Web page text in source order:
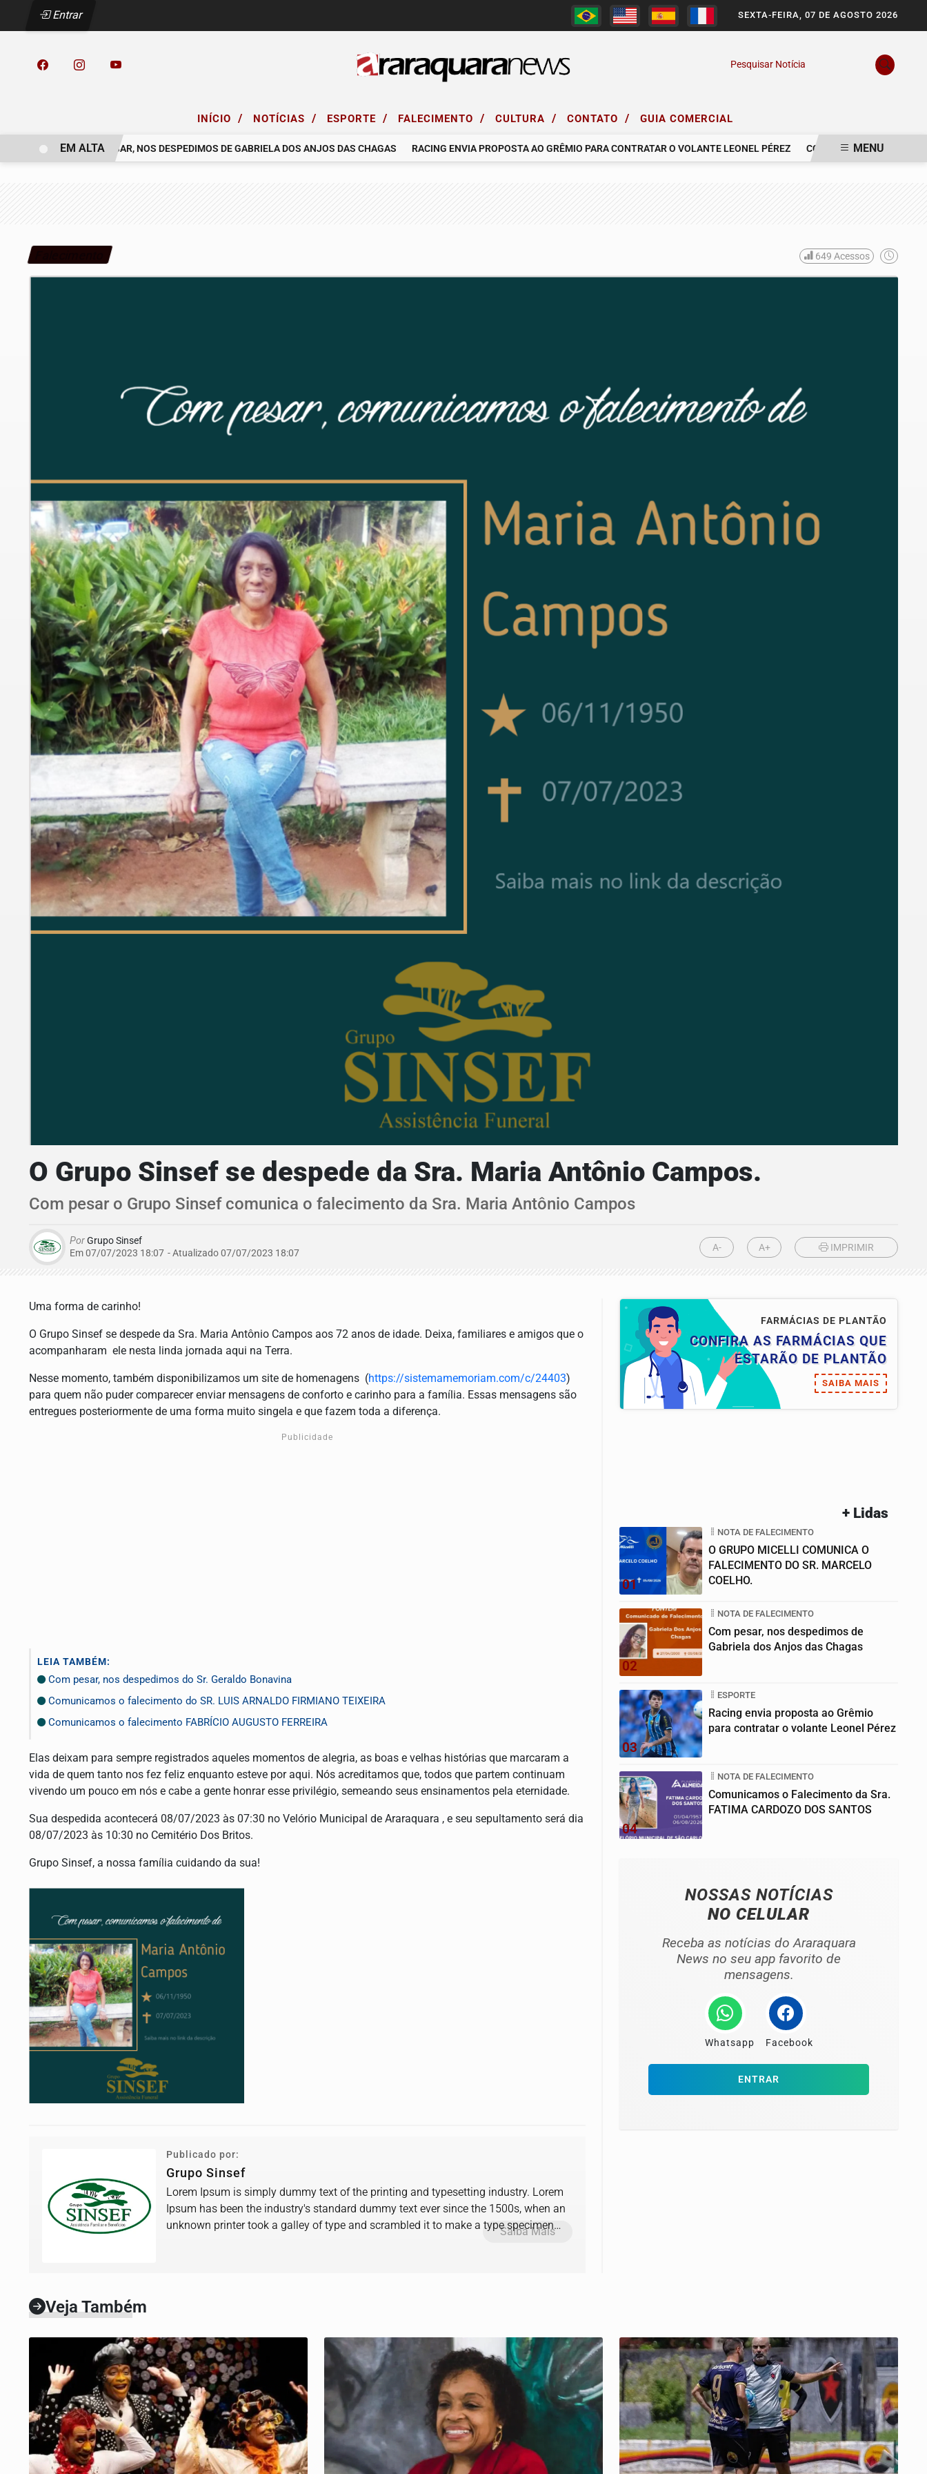
Entrar SEXTA-FEIRA, 07 DE AGOSTO 2026
Pesquisar Notícia
INÍCIO / NOTÍCIAS / ESPORTE / FALECIMENTO / CULTURA / CONTATO / GUIA COMERCIAL
COM PESAR, NOS DESPEDIMOS DE GABRIELA DOS ANJOS DAS CHAGAS RACING ENVIA PROPOSTA AO GRÊMIO PARA CONTRATAR O VOLANTE LEONEL PÉREZ COMUNICAMOS O
EM ALTA MENU
649 Acessos
O Grupo Sinsef se despede da Sra. Maria Antônio Campos.
Com pesar o Grupo Sinsef comunica o falecimento da Sra. Maria Antônio Campos
PorGrupo Sinsef
Em 07/07/2023 18:07 - Atualizado07/07/2023 18:07 A- A+ IMPRIMIR
Uma forma de carinho!
O Grupo Sinsef se despede da Sra. Maria Antônio Campos aos 72 anos de idade. Deixa, familiares e amigos que o
acompanharam ele nesta linda jornada aqui na Terra.
Nesse momento, também disponibilizamos um site de homenagens (https://sistemamemoriam.com/c/24403)
para quem não puder comparecer enviar mensagens de conforto e carinho para a família. Essas mensagens são
entregues posteriormente de uma forma muito singela e que fazem toda a diferença.
Publicidade
LEIA TAMBÉM:
Com pesar, nos despedimos do Sr. Geraldo Bonavina
Comunicamos o falecimento do SR. LUIS ARNALDO FIRMIANO TEIXEIRA
Comunicamos o falecimento FABRÍCIO AUGUSTO FERREIRA
Elas deixam para sempre registrados aqueles momentos de alegria, as boas e velhas histórias que marcaram a
vida de quem tanto nos fez feliz enquanto esteve por aqui. Nós acreditamos que, todos que partem continuam
vivendo um pouco em nós e cabe a gente honrar esse privilégio, semeando seus ensinamentos pela eternidade.
Sua despedida acontecerá 08/07/2023 às 07:30 no Velório Municipal de Araraquara , e seu sepultamento será dia
08/07/2023 às 10:30 no Cemitério Dos Britos.
Grupo Sinsef, a nossa família cuidando da sua!
Publicado por:
Grupo Sinsef
Lorem Ipsum is simply dummy text of the printing and typesetting industry. Lorem
Ipsum has been the industry's standard dummy text ever since the 1500s, when an
unknown printer took a galley of type and scrambled it to make a type specimen
Saiba Mais
FARMÁCIAS DE PLANTÃO
CONFIRA AS FARMÁCIAS QUE
ESTARÃO DE PLANTÃO
SAIBA MAIS
+ Lidas
01
NOTA DE FALECIMENTO
O GRUPO MICELLI COMUNICA O
FALECIMENTO DO SR. MARCELO
COELHO.
02
NOTA DE FALECIMENTO
Com pesar, nos despedimos de
Gabriela dos Anjos das Chagas
03
ESPORTE
Racing envia proposta ao Grêmio
para contratar o volante Leonel Pérez
04
NOTA DE FALECIMENTO
Comunicamos o Falecimento da Sra.
FATIMA CARDOZO DOS SANTOS
NOSSAS NOTÍCIAS
NO CELULAR
Receba as notícias do Araraquara
News no seu app favorito de
mensagens.
Whatsapp Facebook
ENTRAR
Veja Também